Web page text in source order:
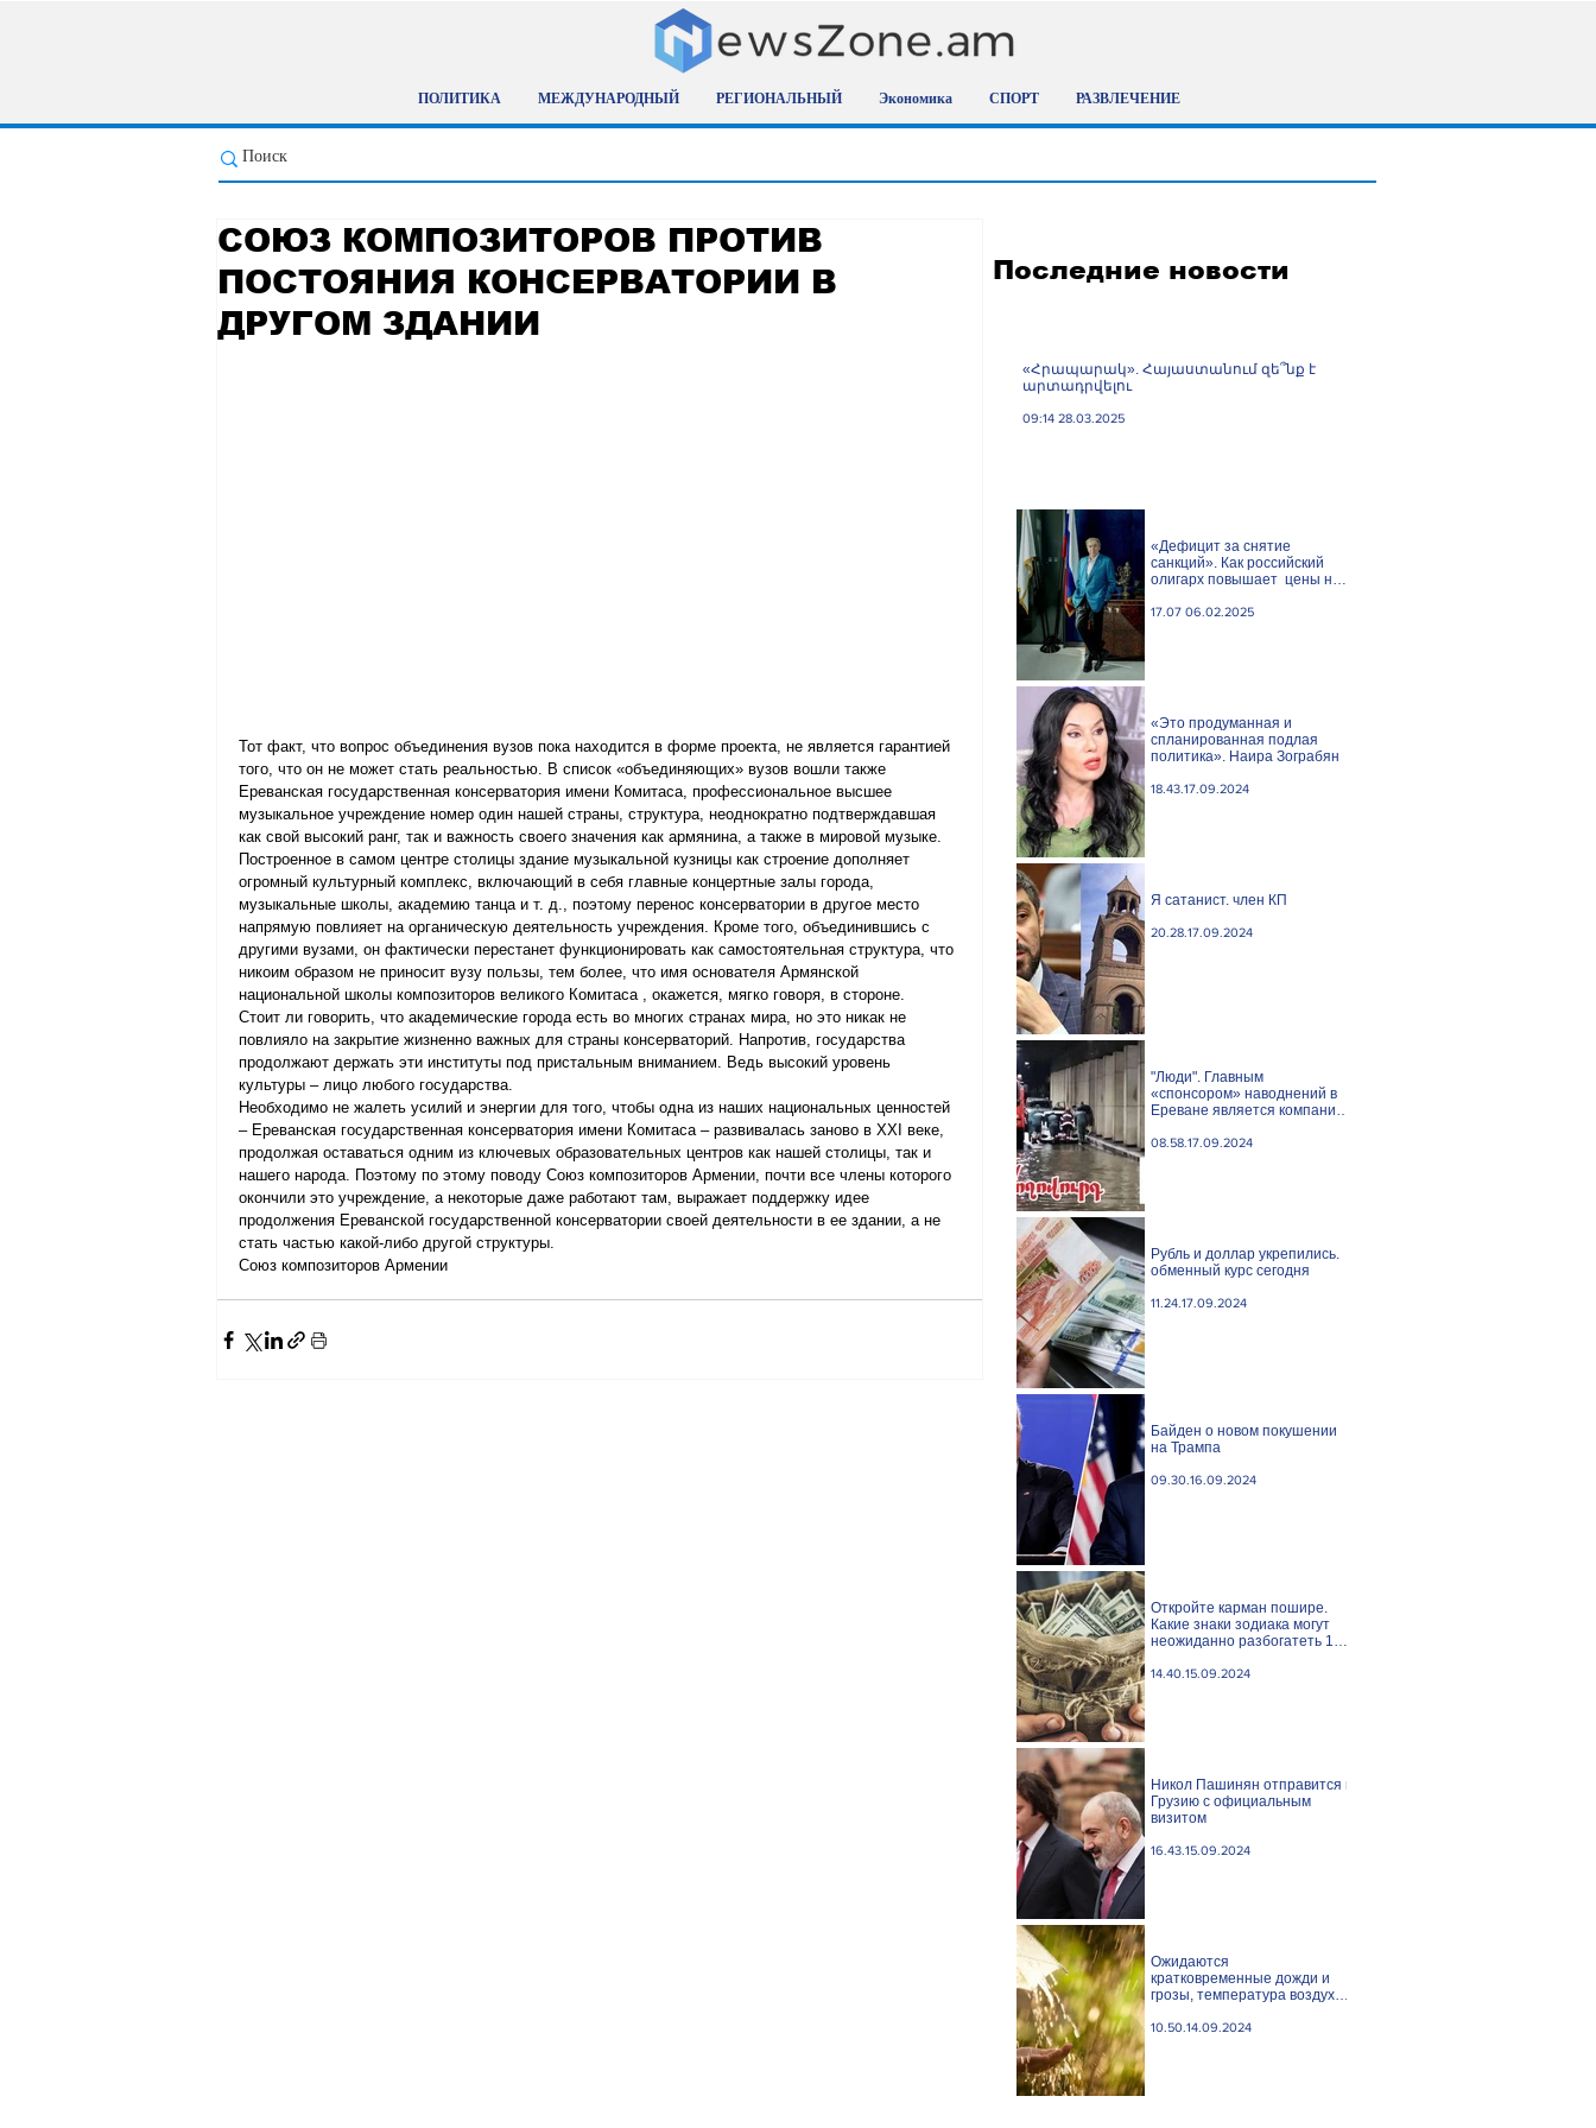
ПОЛИТИКА МЕЖДУНАРОДНЫЙ РЕГИОНАЛЬНЫЙ Экономика СПОРТ РАЗВЛЕЧЕНИЕ
СОЮЗ КОМПОЗИТОРОВ ПРОТИВ
ПОСТОЯНИЯ КОНСЕРВАТОРИИ В
ДРУГОМ ЗДАНИИ
Тот факт, что вопрос объединения вузов пока находится в форме проекта, не является гарантией
того, что он не может стать реальностью. В список «объединяющих» вузов вошли также
Ереванская государственная консерватория имени Комитаса, профессиональное высшее
музыкальное учреждение номер один нашей страны, структура, неоднократно подтверждавшая
как свой высокий ранг, так и важность своего значения как армянина, а также в мировой музыке.
Построенное в самом центре столицы здание музыкальной кузницы как строение дополняет
огромный культурный комплекс, включающий в себя главные концертные залы города,
музыкальные школы, академию танца и т. д., поэтому перенос консерватории в другое место
напрямую повлияет на органическую деятельность учреждения. Кроме того, объединившись с
другими вузами, он фактически перестанет функционировать как самостоятельная структура, что
никоим образом не приносит вузу пользы, тем более, что имя основателя Армянской
национальной школы композиторов великого Комитаса , окажется, мягко говоря, в стороне.
Стоит ли говорить, что академические города есть во многих странах мира, но это никак не
повлияло на закрытие жизненно важных для страны консерваторий. Напротив, государства
продолжают держать эти институты под пристальным вниманием. Ведь высокий уровень
культуры – лицо любого государства.
Необходимо не жалеть усилий и энергии для того, чтобы одна из наших национальных ценностей
– Ереванская государственная консерватория имени Комитаса – развивалась заново в XXI веке,
продолжая оставаться одним из ключевых образовательных центров как нашей столицы, так и
нашего народа. Поэтому по этому поводу Союз композиторов Армении, почти все члены которого
окончили это учреждение, а некоторые даже работают там, выражает поддержку идее
продолжения Ереванской государственной консерватории своей деятельности в ее здании, а не
стать частью какой-либо другой структуры.
Союз композиторов Армении
Последние новости
«Հրապարակ». Հայաստանում զե՞նք է
արտադրվելու
09:14 28.03.2025
«Дефицит за снятие
санкций». Как российский
олигарх повышает цены на
17.07 06.02.2025
«Это продуманная и
спланированная подлая
политика». Наира Зограбян
18.43.17.09.2024
Я сатанист. член КП
20.28.17.09.2024
"Люди". Главным
«спонсором» наводнений в
Ереване является компания
08.58.17.09.2024
Рубль и доллар укрепились.
обменный курс сегодня
11.24.17.09.2024
Байден о новом покушении
на Трампа
09.30.16.09.2024
Откройте карман пошире.
Какие знаки зодиака могут
неожиданно разбогатеть 15
14.40.15.09.2024
Никол Пашинян отправится в
Грузию с официальным
визитом
16.43.15.09.2024
Ожидаются
кратковременные дожди и
грозы, температура воздуха
10.50.14.09.2024